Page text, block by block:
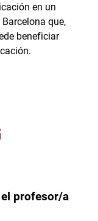
en un
que,
beneficiar
el profesor/a